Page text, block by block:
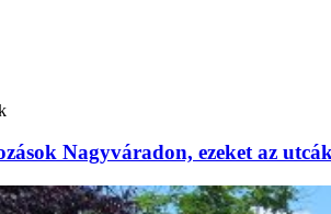
Nagyváradon, ezeket az